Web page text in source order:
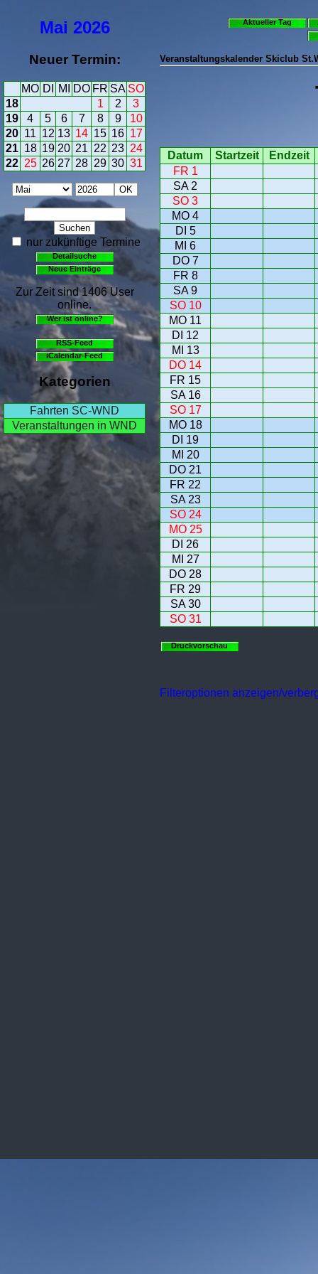
Mai 2026
Neuer Termin:
MO DI MI DO FR SA SO
18
1 2
3
19
4 5 6 7 8 9
10
20 11 12 13 14 15 16 17
21 18 19 20 21 22 23 24
22 25 26 27 28 29 30 31
nur zukünftige Termine
Detailsuche
Neue Einträge
Zur Zeit sind 1406 User
online.
Wer ist online?
RSS-Feed
iCalendar-Feed
Kategorien
Fahrten SC-WND
Veranstaltungen in WND
Aktueller Tag
Veranstaltungskalender Skiclub
Datum Startzeit
Endzeit
FR 1
SA 2
SO 3
MO 4
DI 5
MI 6
DO 7
FR 8
SA 9
SO 10
MO 11
DI 12
MI 13
DO 14
FR 15
SA 16
SO 17
MO 18
DI 19
MI 20
DO 21
FR 22
SA 23
SO 24
MO 25
DI 26
MI 27
DO 28
FR 29
SA 30
SO 31
Druckvorschau
Filteroptionen anzeigen/